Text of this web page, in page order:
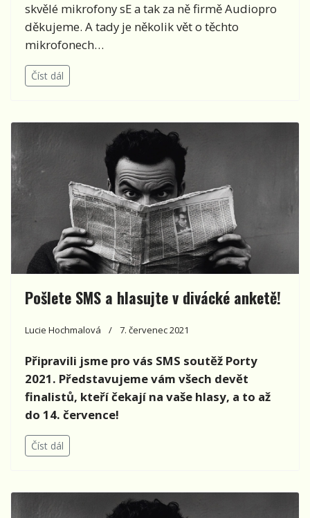
skvělé mikrofony sE a tak za ně firmě Audiopro
děkujeme. A tady je několik vět o těchto
mikrofonech…
Číst dál
Pošlete SMS a hlasujte v divácké anketě!
Lucie Hochmalová 7. červenec 2021
Připravili jsme pro vás SMS soutěž Porty
2021. Představujeme vám všech devět
finalistů, kteří čekají na vaše hlasy, a to až
do 14. července!
Číst dál